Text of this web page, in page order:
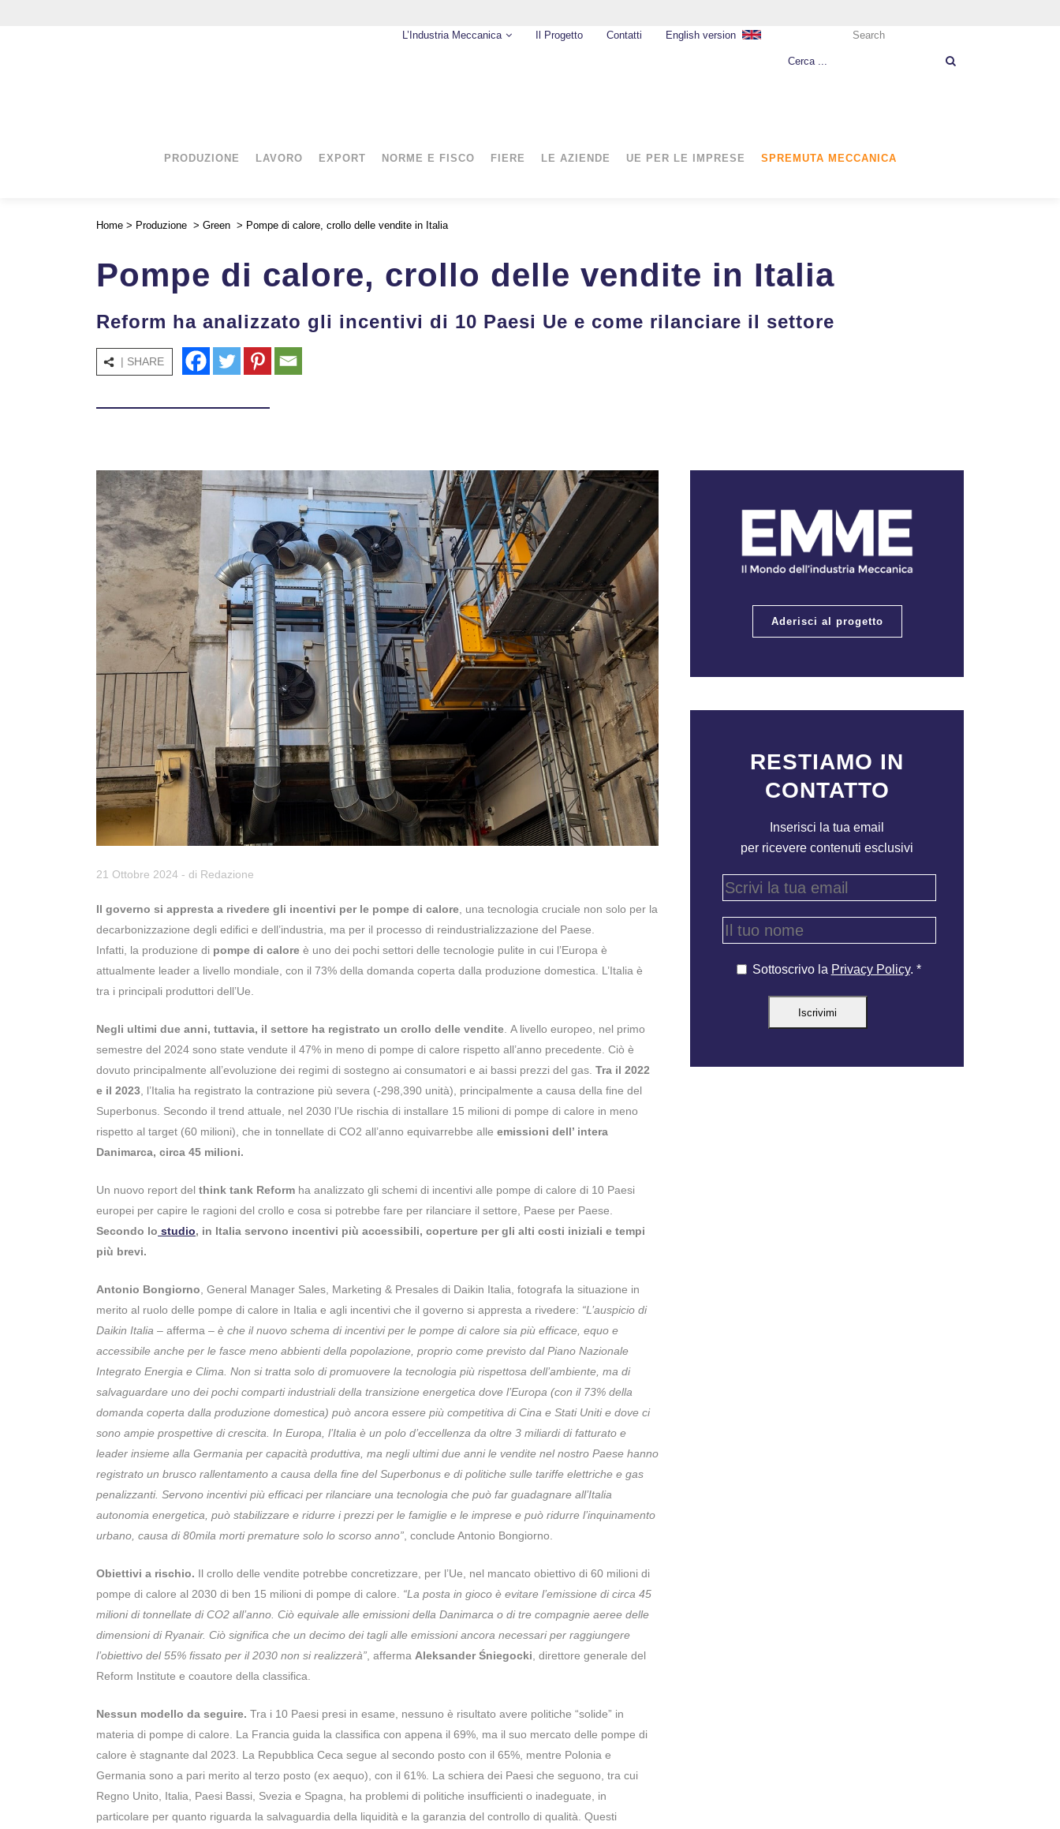
L’Industria Meccanica Il Progetto Contatti English version Search
PRODUZIONE LAVORO EXPORT NORME E FISCO FIERE LE AZIENDE UE PER LE IMPRESE SPREMUTA MECCANICA
Home > Produzione > Green > Pompe di calore, crollo delle vendite in Italia
Pompe di calore, crollo delle vendite in Italia
Reform ha analizzato gli incentivi di 10 Paesi Ue e come rilanciare il settore
| SHARE
21 Ottobre 2024 - di Redazione
Il governo si appresta a rivedere gli incentivi per le pompe di calore , una tecnologia cruciale non solo per la
decarbonizzazione degli edifici e dell’industria, ma per il processo di reindustrializzazione del Paese.
Infatti, la produzione di pompe di calore è uno dei pochi settori delle tecnologie pulite in cui l’Europa è
attualmente leader a livello mondiale, con il 73% della domanda coperta dalla produzione domestica. L’Italia è
tra i principali produttori dell’Ue.
Negli ultimi due anni, tuttavia, il settore ha registrato un crollo delle vendite . A livello europeo, nel primo
semestre del 2024 sono state vendute il 47% in meno di pompe di calore rispetto all’anno precedente. Ciò è
dovuto principalmente all’evoluzione dei regimi di sostegno ai consumatori e ai bassi prezzi del gas. Tra il 2022
e il 2023 , l’Italia ha registrato la contrazione più severa (-298,390 unità), principalmente a causa della fine del
Superbonus. Secondo il trend attuale, nel 2030 l’Ue rischia di installare 15 milioni di pompe di calore in meno
rispetto al target (60 milioni), che in tonnellate di CO2 all’anno equivarrebbe alle emissioni dell’ intera
Danimarca, circa 45 milioni.
Un nuovo report del think tank Reform ha analizzato gli schemi di incentivi alle pompe di calore di 10 Paesi
europei per capire le ragioni del crollo e cosa si potrebbe fare per rilanciare il settore, Paese per Paese.
Secondo lo studio, in Italia servono incentivi più accessibili, coperture per gli alti costi iniziali e tempi
più brevi.
Antonio Bongiorno , General Manager Sales, Marketing & Presales di Daikin Italia, fotografa la situazione in
merito al ruolo delle pompe di calore in Italia e agli incentivi che il governo si appresta a rivedere: “L’auspicio di
Daikin Italia – afferma – è che il nuovo schema di incentivi per le pompe di calore sia più efficace, equo e
accessibile anche per le fasce meno abbienti della popolazione, proprio come previsto dal Piano Nazionale
Integrato Energia e Clima. Non si tratta solo di promuovere la tecnologia più rispettosa dell’ambiente, ma di
salvaguardare uno dei pochi comparti industriali della transizione energetica dove l’Europa (con il 73% della
domanda coperta dalla produzione domestica) può ancora essere più competitiva di Cina e Stati Uniti e dove ci
sono ampie prospettive di crescita. In Europa, l’Italia è un polo d’eccellenza da oltre 3 miliardi di fatturato e
leader insieme alla Germania per capacità produttiva, ma negli ultimi due anni le vendite nel nostro Paese hanno
registrato un brusco rallentamento a causa della fine del Superbonus e di politiche sulle tariffe elettriche e gas
penalizzanti. Servono incentivi più efficaci per rilanciare una tecnologia che può far guadagnare all’Italia
autonomia energetica, può stabilizzare e ridurre i prezzi per le famiglie e le imprese e può ridurre l’inquinamento
urbano, causa di 80mila morti premature solo lo scorso anno” , conclude Antonio Bongiorno.
Obiettivi a rischio. Il crollo delle vendite potrebbe concretizzare, per l’Ue, nel mancato obiettivo di 60 milioni di
pompe di calore al 2030 di ben 15 milioni di pompe di calore. “La posta in gioco è evitare l’emissione di circa 45
milioni di tonnellate di CO2 all’anno. Ciò equivale alle emissioni della Danimarca o di tre compagnie aeree delle
dimensioni di Ryanair. Ciò significa che un decimo dei tagli alle emissioni ancora necessari per raggiungere
l’obiettivo del 55% fissato per il 2030 non si realizzerà” , afferma Aleksander Śniegocki , direttore generale del
Reform Institute e coautore della classifica.
Nessun modello da seguire. Tra i 10 Paesi presi in esame, nessuno è risultato avere politiche “solide” in
materia di pompe di calore. La Francia guida la classifica con appena il 69%, ma il suo mercato delle pompe di
calore è stagnante dal 2023. La Repubblica Ceca segue al secondo posto con il 65%, mentre Polonia e
Germania sono a pari merito al terzo posto (ex aequo), con il 61%. La schiera dei Paesi che seguono, tra cui
Regno Unito, Italia, Paesi Bassi, Svezia e Spagna, ha problemi di politiche insufficienti o inadeguate, in
particolare per quanto riguarda la salvaguardia della liquidità e la garanzia del controllo di qualità. Questi
Aderisci al progetto
RESTIAMO IN
CONTATTO
Inserisci la tua email
per ricevere contenuti esclusivi
Sottoscrivo la Privacy Policy. *